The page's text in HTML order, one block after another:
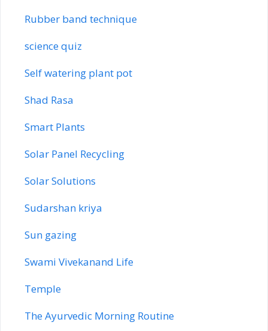
Rubber band technique
science quiz
Self watering plant pot
Shad Rasa
Smart Plants
Solar Panel Recycling
Solar Solutions
Sudarshan kriya
Sun gazing
Swami Vivekanand Life
Temple
The Ayurvedic Morning Routine